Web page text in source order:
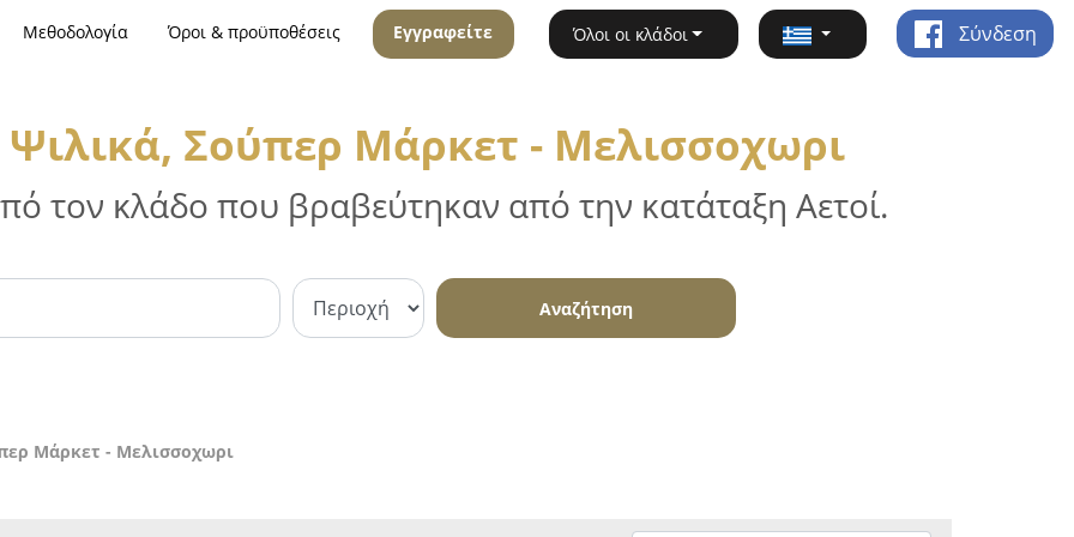
Μεθοδολογία Όροι & προϋποθέσεις Εγγραφείτε Όλοι οι κλάδοι Σύνδεση
Σούπερ Μάρκετ - Μελισσοχωρι
τον κλάδο που βραβεύτηκαν από την κατάταξη Αετοί.
Αναζήτηση
Μάρκετ - Μελισσοχωρι